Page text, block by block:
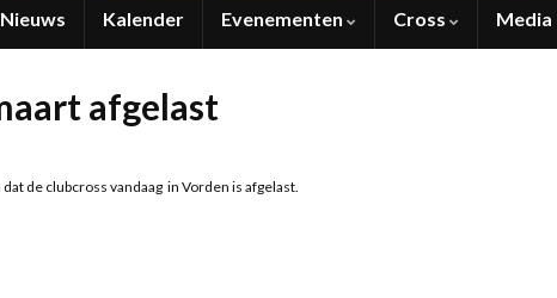
Nieuws Kalender Evenementen Cross Media
afgelast
de clubcross vandaag in Vorden is afgelast.